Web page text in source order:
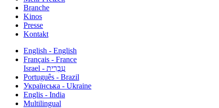
Branche
Kinos
Presse
Kontakt
English - English
Français - France
עִבְרִית - Israel
Português - Brazil
Українська - Ukraine
Englis - India
Multilingual